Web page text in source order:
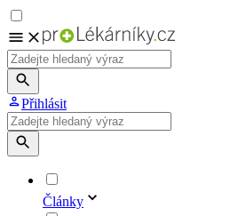
Přihlásit
Články